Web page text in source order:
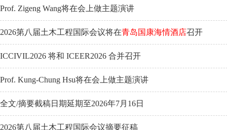
Prof. Zigeng Wang将在会上做主题演讲
2026第八届土木工程国际会议将在青岛国康海情酒店召开
ICCIVIL2026 将和 ICEER2026 合并召开
Prof. Kung-Chung Hsu将在会上做主题演讲
全文/摘要截稿日期延期至2026年7月16日
2026第八届土木工程国际会议摘要征稿